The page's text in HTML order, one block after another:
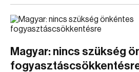
Magyar: nincs szükség